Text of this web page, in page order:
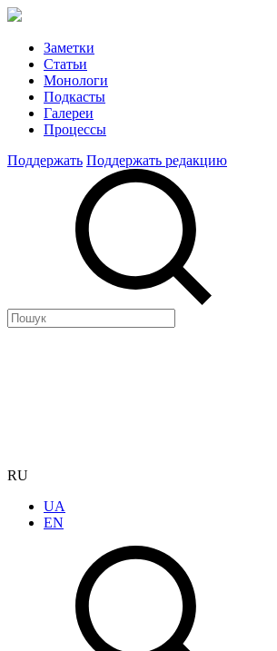
Заметки
Статьи
Монологи
Подкасты
Галереи
Процессы
Поддержать Поддержать редакцию
RU
UA
EN